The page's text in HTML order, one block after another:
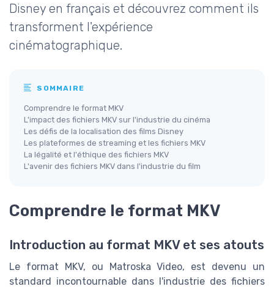
Disney en français et découvrez comment ils
transforment l'expérience
cinématographique.
SOMMAIRE
Comprendre le format MKV
L'impact des fichiers MKV sur l'industrie du cinéma
Les défis de la localisation des films Disney
Les plateformes de streaming et les fichiers MKV
La légalité et l'éthique des fichiers MKV
L'avenir des fichiers MKV dans l'industrie du film
Comprendre le format MKV
Introduction au format MKV et ses atouts
Le format MKV, ou Matroska Video, est devenu un
standard incontournable dans l'industrie des fichiers